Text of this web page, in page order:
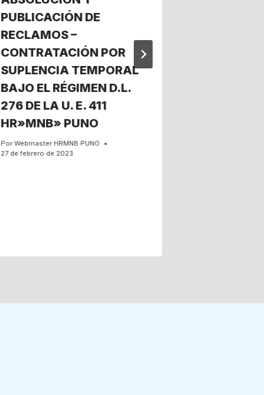
PUBLICACIÓN DE
RECLAMOS –
CONTRATACIÓN POR
SUPLENCIA TEMPORAL
BAJO EL RÉGIMEN D.L.
276 DE LA U. E. 411
HR»MNB» PUNO
Por Webmaster HRMNB PUNO
27 de febrero de 2023